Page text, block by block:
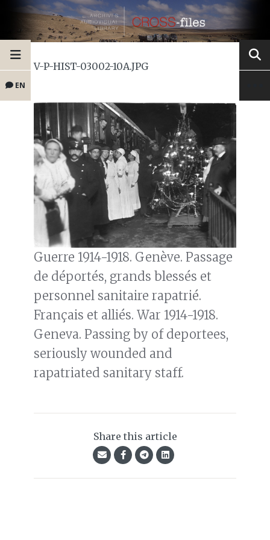
EN
V-P-HIST-03002-10A.JPG
Guerre 1914-1918. Genève. Passage
de déportés, grands blessés et
personnel sanitaire rapatrié.
Français et alliés. War 1914-1918.
Geneva. Passing by of deportees,
seriously wounded and
rapatriated sanitary staff.
Share this article